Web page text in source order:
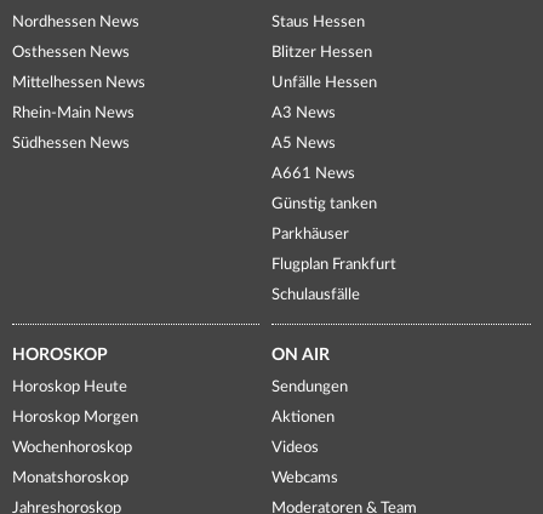
Nordhessen News
Osthessen News
Mittelhessen News
Rhein-Main News
Südhessen News
Staus Hessen
Blitzer Hessen
Unfälle Hessen
A3 News
A5 News
A661 News
Günstig tanken
Parkhäuser
Flugplan Frankfurt
Schulausfälle
HOROSKOP
Horoskop Heute
Horoskop Morgen
Wochenhoroskop
Monatshoroskop
Jahreshoroskop
ON AIR
Sendungen
Aktionen
Videos
Webcams
Moderatoren & Team